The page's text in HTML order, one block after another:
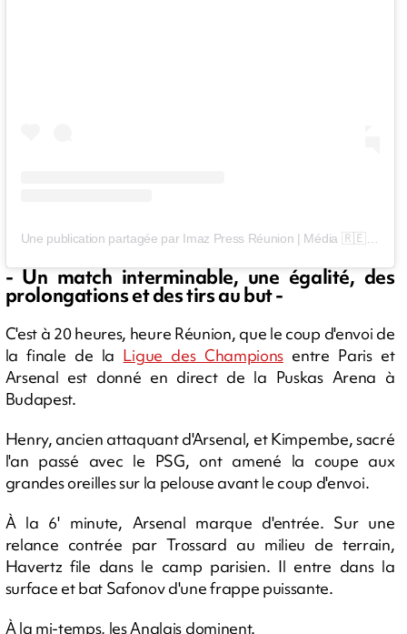
Une publication partagée par Imaz Press Réunion | Média 🇷🇪 (@imazpressreunion)
- Un match interminable, une égalité, des
prolongations et des tirs au but -
C'est à 20 heures, heure Réunion, que le coup d'envoi de
la finale de la Ligue des Championsentre Paris et
Arsenal est donné en direct de la Puskas Arena à
Budapest.
Henry, ancien attaquant d'Arsenal, et Kimpembe, sacré
l'an passé avec le PSG, ont amené la coupe aux
grandes oreilles sur la pelouse avant le coup d'envoi.
À la 6' minute, Arsenal marque d'entrée. Sur une
relance contrée par Trossard au milieu de terrain,
Havertz file dans le camp parisien. Il entre dans la
surface et bat Safonov d'une frappe puissante.
À la mi-temps, les Anglais dominent.